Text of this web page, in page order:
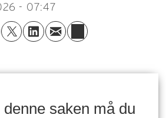
- 07:47
saken må du